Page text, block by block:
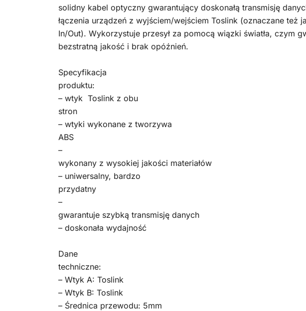
solidny kabel optyczny gwarantujący doskonałą transmisję
łączenia urządzeń z wyjściem/wejściem Toslink (oznaczane też
In/Out). Wykorzystuje przesył za pomocą wiązki światła, czym
bezstratną jakość i brak opóźnień.
Specyfikacja
produktu:
– wtyk Toslink z obu
stron
– wtyki wykonane z tworzywa
ABS
–
wykonany z wysokiej jakości materiałów
– uniwersalny, bardzo
przydatny
–
gwarantuje szybką transmisję danych
– doskonała wydajność
Dane
techniczne:
– Wtyk A: Toslink
– Wtyk B: Toslink
– Średnica przewodu: 5mm